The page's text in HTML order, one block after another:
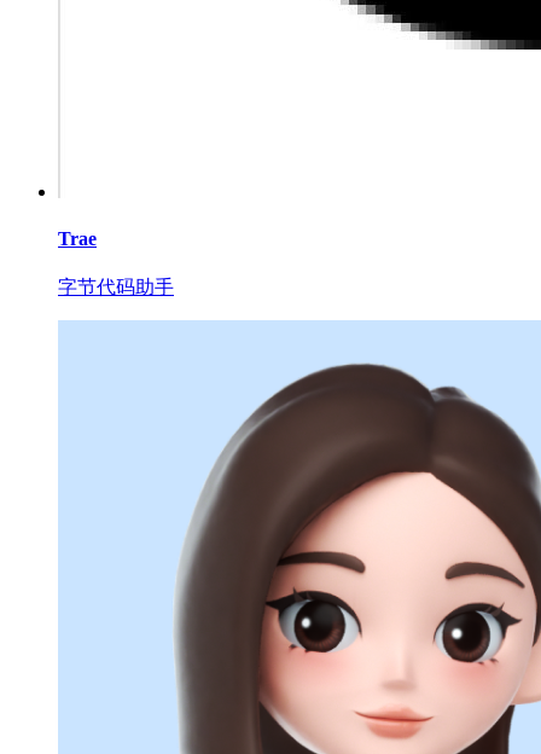
Trae
字节代码助手